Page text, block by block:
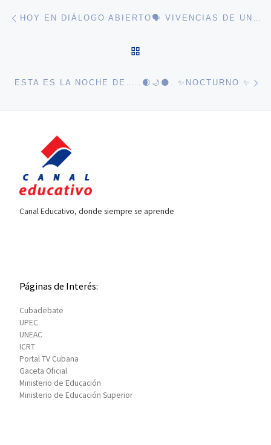
Navegación de entradas HOY EN DIÁLOGO ABIERTO🗣️ VIVENCIAS DE UN EQUIPO 📹 DE LA TELEVISIÓN CUBANA📺 🇨🇺 EN NAMIBIA.
ESTA ES LA NOCHE DE…..🌒🌙🌑. ✨NOCTURNO ✨
Canal Educativo, donde siempre se aprende
Páginas de Interés:
Cubadebate
UPEC
UNEAC
ICRT
Portal TV Cubana
Gaceta Oficial
Ministerio de Educación
Ministerio de Educación Superior